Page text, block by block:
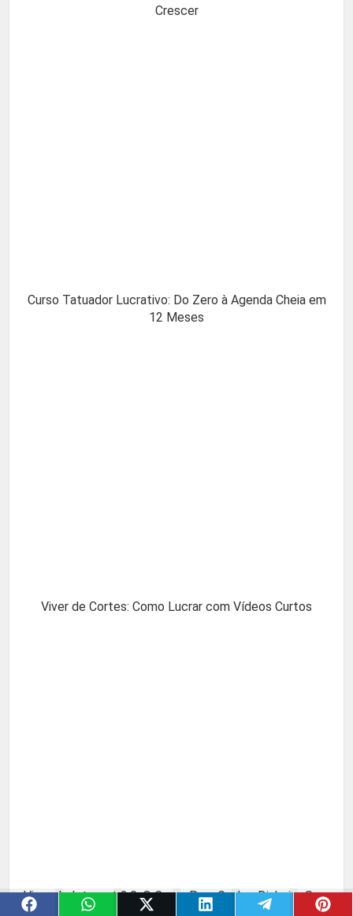
Crescer
Curso Tatuador Lucrativo: Do Zero à Agenda Cheia em
12 Meses
Viver de Cortes: Como Lucrar com Vídeos Curtos
Viver de Internet 2.0: O Curso Para Ganhar Dinheiro Sem